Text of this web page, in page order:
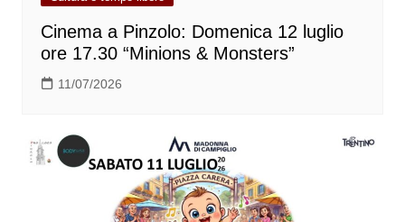
Cinema a Pinzolo: Domenica 12 luglio
ore 17.30 “Minions & Monsters”
11/07/2026